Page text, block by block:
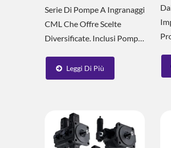
Serie Di Pompe A Ingranaggi
CML Che Offre Scelte
Diversificate. Inclusi Pompe
Prodotte In Taiwan, Pompe
A Ingranaggi Esterne E
40 Anni...
Leggi Di Più